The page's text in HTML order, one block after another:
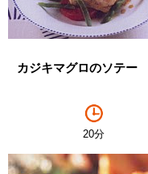
カジキマグロのソテー
20分